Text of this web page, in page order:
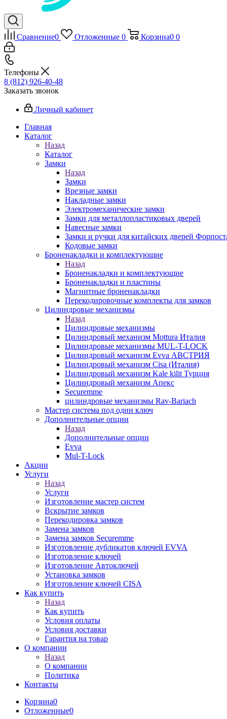
Сравнение0 Отложенные 0 Корзина0 0
Телефоны
8 (812) 926-40-48
Заказать звонок
Личный кабинет
Главная
Каталог
Назад
Каталог
Замки
Назад
Замки
Врезные замки
Накладные замки
Электромеханические замки
Замки для металлопластиковых дверей
Навесные замки
Замки и ручки для китайских дверей
Кодовые замки
Броненакладки и комплектующие
Назад
Броненакладки и комплектующие
Броненакладки и пластины
Магнитные броненакладки
Перекодировочные комплекты для замков
Цилиндровые механизмы
Назад
Цилиндровые механизмы
Цилиндровый механизм Mottura Италия
Цилиндровые механизмы MUL-T-LOCK
Цилиндровый механизм Evva АВСТРИЯ
Цилиндровый механизм Cisa (Италия)
Цилиндровый механизм Kale kilit Турция
Цилиндровый механизм Апекс
Securemme
цилиндровые механизмы Rav-Bariach
Мастер система под один ключ
Дополнительные опции
Назад
Дополнительные опции
Evva
Mul-T-Lock
Акции
Услуги
Назад
Услуги
Изготовление мастер систем
Вскрытие замков
Перекодировка замков
Замена замков
Замена замков Securemme
Изготовление дубликатов ключей EVVA
Изготовление ключей
Изготовление Автоключей
Установка замков
Изготовление ключей CISA
Как купить
Назад
Как купить
Условия оплаты
Условия доставки
Гарантия на товар
О компании
Назад
О компании
Политика
Контакты
Корзина0
Отложенные0